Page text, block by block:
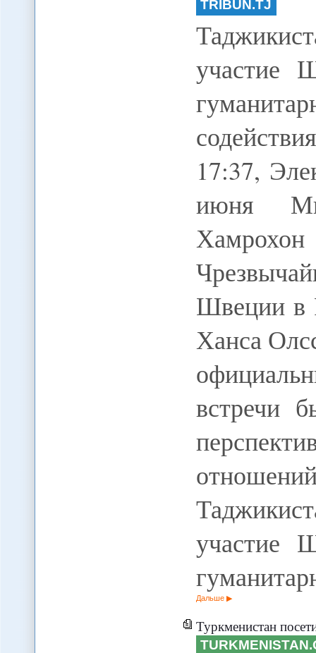
TRIBUN.TJ
участие
17:37,
июня
Швеции в
Ханса
встречи
участие
Дальше
Туркменистан